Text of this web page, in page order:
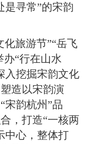
是寻常”的宋韵
旅游节”“岳飞
办“行在山水
入挖掘宋韵文化
造以宋韵演
宋韵杭州”品
，打造“一核两
中心，整体打